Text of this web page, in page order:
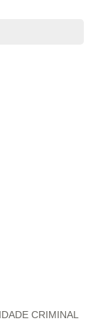
CRIMINAL